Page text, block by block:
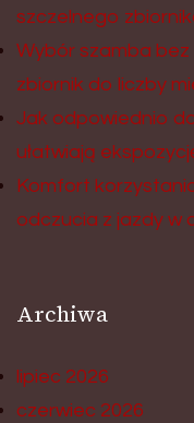
szczelnego
Wybór szamba bez
zbiornik do liczby
Jak odpowiednio
ułatwiają
Komfort
odczucia z jazdy w
Archiwa
lipiec 2026
czerwiec 2026